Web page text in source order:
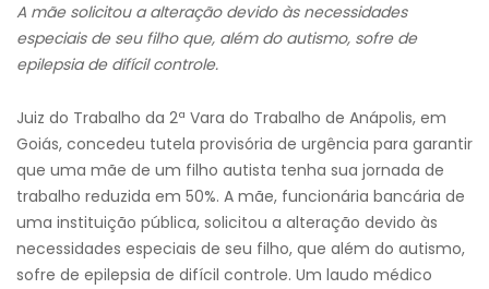
A mãe solicitou a alteração devido às necessidades
especiais de seu filho que, além do autismo, sofre de
epilepsia de difícil controle.
Juiz do Trabalho da 2ª Vara do Trabalho de Anápolis, em
Goiás, concedeu tutela provisória de urgência para garantir
que uma mãe de um filho autista tenha sua jornada de
trabalho reduzida em 50%. A mãe, funcionária bancária de
uma instituição pública, solicitou a alteração devido às
necessidades especiais de seu filho, que além do autismo,
sofre de epilepsia de difícil controle. Um laudo médico